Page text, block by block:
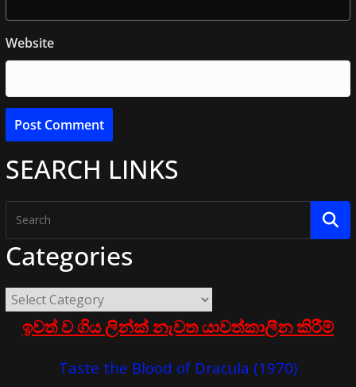
Website
SEARCH LINKS
Categories
ඉවත් ව ගිය ලින්ක් නැවත යාවත්කාලීන කිරීම්
Taste the Blood of Dracula (1970)